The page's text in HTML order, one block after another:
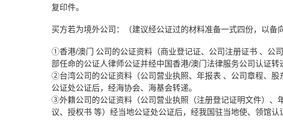
复印件。
买方若为境外公司：（建议经公证过的材料准备一式四份，以备
①香港/澳门 公司的公证资料（商业登记证、公司注册证书 、公
部任命的公证人律师公证并经中国香港/澳门法律服务公司认证转
②台湾公司的公证资料（公司营业执照、年报表 、公司章程、
公证处公证后，经海协会、海基会转递。
③外籍公司的公证资料（公司营业执照（注册登记证明文件）、
议、授权书 等）经当地公证处公证后，经我国驻当地使、领馆